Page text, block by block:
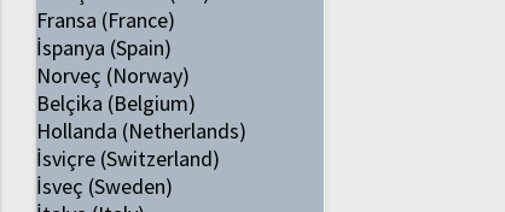
Fransa (France)
İspanya (Spain)
Norveç (Norway)
Belçika (Belgium)
Hollanda (Netherlands)
İsviçre (Switzerland)
İsveç (Sweden)